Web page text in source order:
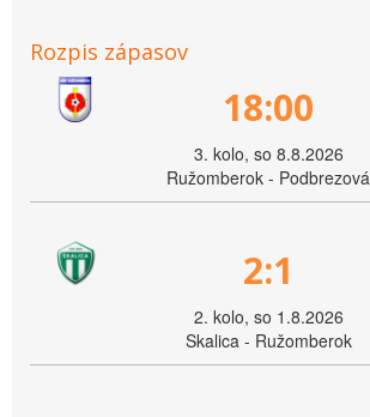
Rozpis zápasov
18:00
3. kolo, so 8.8.2026
Ružomberok - Podbrezová
2:1
2. kolo, so 1.8.2026
Skalica - Ružomberok